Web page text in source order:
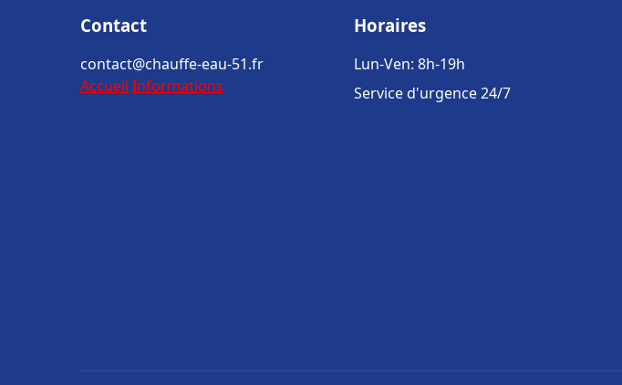
Contact
contact@chauffe-eau-51.fr
Accueil Informations
Horaires
Lun-Ven: 8h-19h
Service d'urgence 24/7